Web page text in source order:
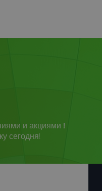
и акциями !
сегодня!